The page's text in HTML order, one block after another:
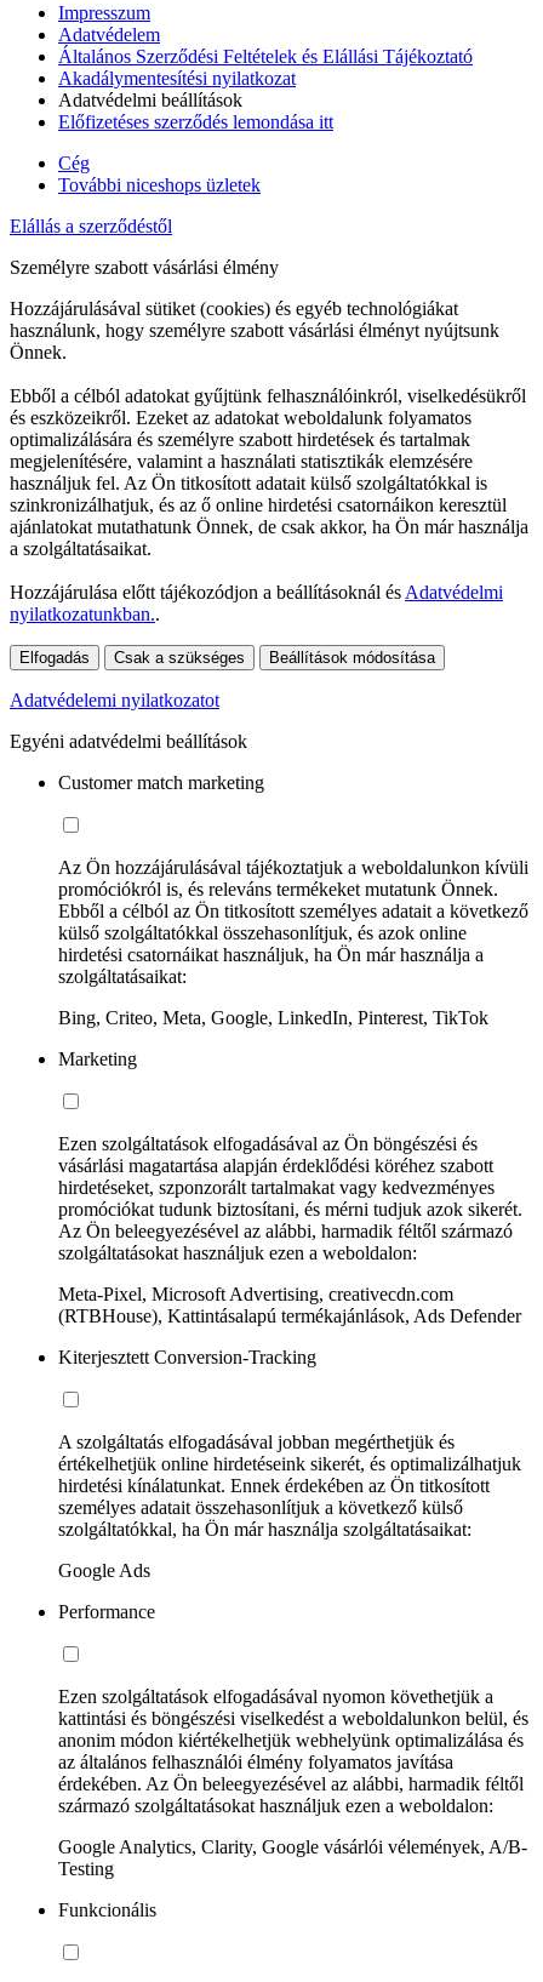
Impresszum
Adatvédelem
Általános Szerződési Feltételek és Elállási Tájékoztató
Akadálymentesítési nyilatkozat
Adatvédelmi beállítások
Előfizetéses szerződés lemondása itt
Cég
További niceshops üzletek
Elállás a szerződéstől
Személyre szabott vásárlási élmény
Hozzájárulásával sütiket (cookies) és egyéb technológiákat
használunk, hogy személyre szabott vásárlási élményt nyújtsunk
Önnek.
Ebből a célból adatokat gyűjtünk felhasználóinkról, viselkedésükről
és eszközeikről. Ezeket az adatokat weboldalunk folyamatos
optimalizálására és személyre szabott hirdetések és tartalmak
megjelenítésére, valamint a használati statisztikák elemzésére
használjuk fel. Az Ön titkosított adatait külső szolgáltatókkal is
szinkronizálhatjuk, és az ő online hirdetési csatornáikon keresztül
ajánlatokat mutathatunk Önnek, de csak akkor, ha Ön már használja
a szolgáltatásaikat.
Hozzájárulása előtt tájékozódjon a beállításoknál és Adatvédelmi
nyilatkozatunkban..
Elfogadás Csak a szükséges Beállítások módosítása
Adatvédelemi nyilatkozatot
Egyéni adatvédelmi beállítások
Customer match marketing
Az Ön hozzájárulásával tájékoztatjuk a weboldalunkon kívüli
promóciókról is, és releváns termékeket mutatunk Önnek.
Ebből a célból az Ön titkosított személyes adatait a következő
külső szolgáltatókkal összehasonlítjuk, és azok online
hirdetési csatornáikat használjuk, ha Ön már használja a
szolgáltatásaikat:
Bing, Criteo, Meta, Google, LinkedIn, Pinterest, TikTok
Marketing
Ezen szolgáltatások elfogadásával az Ön böngészési és
vásárlási magatartása alapján érdeklődési köréhez szabott
hirdetéseket, szponzorált tartalmakat vagy kedvezményes
promóciókat tudunk biztosítani, és mérni tudjuk azok sikerét.
Az Ön beleegyezésével az alábbi, harmadik féltől származó
szolgáltatásokat használjuk ezen a weboldalon:
Meta-Pixel, Microsoft Advertising, creativecdn.com
(RTBHouse), Kattintásalapú termékajánlások, Ads Defender
Kiterjesztett Conversion-Tracking
A szolgáltatás elfogadásával jobban megérthetjük és
értékelhetjük online hirdetéseink sikerét, és optimalizálhatjuk
hirdetési kínálatunkat. Ennek érdekében az Ön titkosított
személyes adatait összehasonlítjuk a következő külső
szolgáltatókkal, ha Ön már használja szolgáltatásaikat:
Google Ads
Performance
Ezen szolgáltatások elfogadásával nyomon követhetjük a
kattintási és böngészési viselkedést a weboldalunkon belül, és
anonim módon kiértékelhetjük webhelyünk optimalizálása és
az általános felhasználói élmény folyamatos javítása
érdekében. Az Ön beleegyezésével az alábbi, harmadik féltől
származó szolgáltatásokat használjuk ezen a weboldalon:
Google Analytics, Clarity, Google vásárlói vélemények, A/B-
Testing
Funkcionális